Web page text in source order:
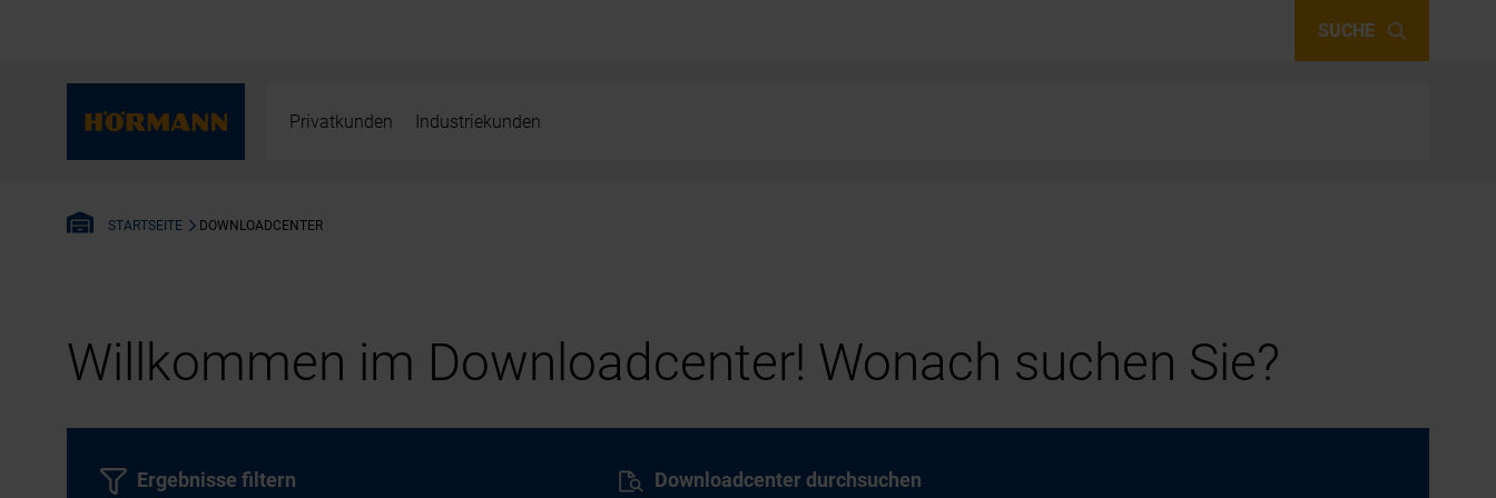
SUCHE
Privatkunden Industriekunden
STARTSEITE DOWNLOADCENTER
Willkommen im Downloadcenter! Wonach suchen Sie?
Downloadcenter durchsuchen
Ergebnisse filtern